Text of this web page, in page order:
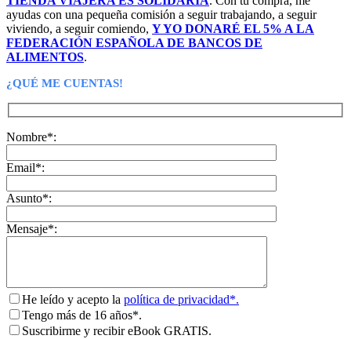
ayudas con una pequeña comisión a seguir trabajando, a seguir
viviendo, a seguir comiendo, Y YO DONARÉ EL 5% A LA
FEDERACIÓN ESPAÑOLA DE BANCOS DE
ALIMENTOS.
¿QUÉ ME CUENTAS!
Nombre*:
Email*:
Asunto*:
Mensaje*:
He leído y acepto la política de privacidad*.
Tengo más de 16 años*.
Suscribirme y recibir eBook GRATIS.